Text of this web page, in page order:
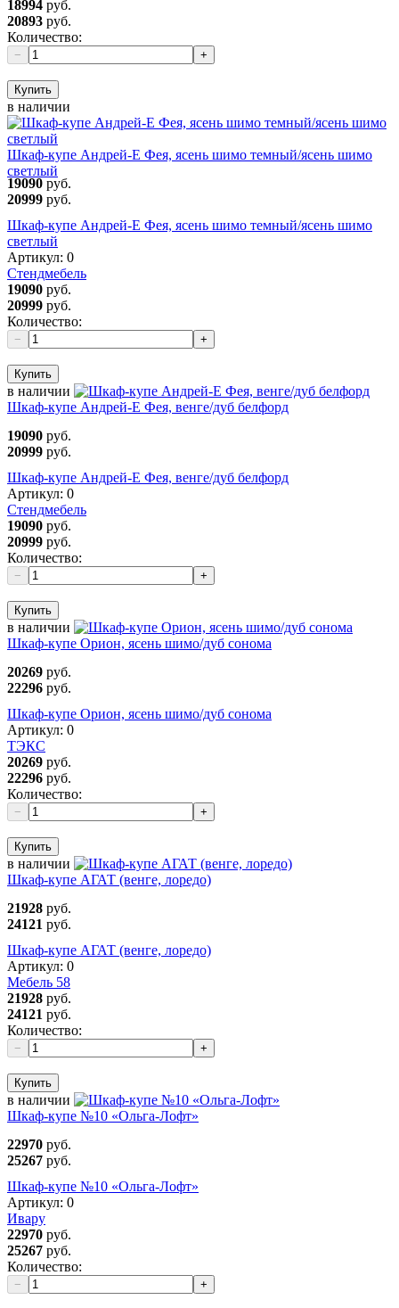
18994 руб.
20893 руб.
Количество:
− +
Купить
в наличии
Шкаф-купе Андрей-Е Фея, ясень шимо темный/ясень шимо
светлый
19090 руб.
20999 руб.
Шкаф-купе Андрей-Е Фея, ясень шимо темный/ясень шимо
светлый
Артикул: 0
Стендмебель
19090 руб.
20999 руб.
Количество:
− +
Купить
в наличии
Шкаф-купе Андрей-Е Фея, венге/дуб белфорд
19090 руб.
20999 руб.
Шкаф-купе Андрей-Е Фея, венге/дуб белфорд
Артикул: 0
Стендмебель
19090 руб.
20999 руб.
Количество:
− +
Купить
в наличии
Шкаф-купе Орион, ясень шимо/дуб сонома
20269 руб.
22296 руб.
Шкаф-купе Орион, ясень шимо/дуб сонома
Артикул: 0
ТЭКС
20269 руб.
22296 руб.
Количество:
− +
Купить
в наличии
Шкаф-купе АГАТ (венге, лоредо)
21928 руб.
24121 руб.
Шкаф-купе АГАТ (венге, лоредо)
Артикул: 0
Мебель 58
21928 руб.
24121 руб.
Количество:
− +
Купить
в наличии
Шкаф-купе №10 «Ольга-Лофт»
22970 руб.
25267 руб.
Шкаф-купе №10 «Ольга-Лофт»
Артикул: 0
Ивару
22970 руб.
25267 руб.
Количество:
− +